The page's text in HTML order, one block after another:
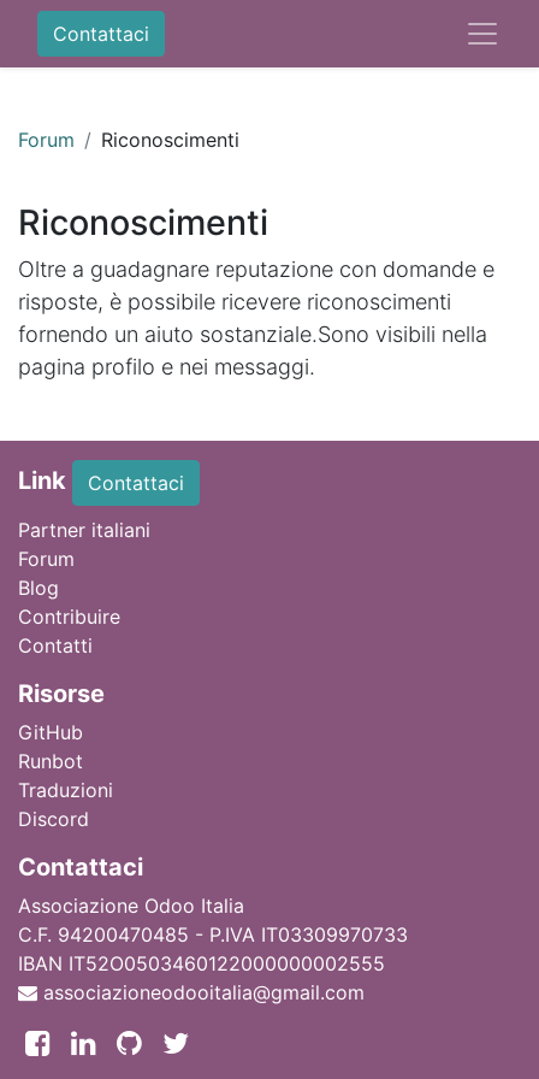
Contattaci
Forum Riconoscimenti
Riconoscimenti
Oltre a guadagnare reputazione con domande e
risposte, è possibile ricevere riconoscimenti
fornendo un aiuto sostanziale.Sono visibili nella
pagina profilo e nei messaggi.
Link
Contattaci
Partner italiani
Forum
Blog
Contribuire
Contatti
Risorse
GitHub
Runbot
Traduzioni
Discord
Contattaci
Associazione Odoo Italia
C.F. 94200470485 - P.IVA IT03309970733
IBAN IT52O0503460122000000002555
associazioneodooitalia@gmail.com